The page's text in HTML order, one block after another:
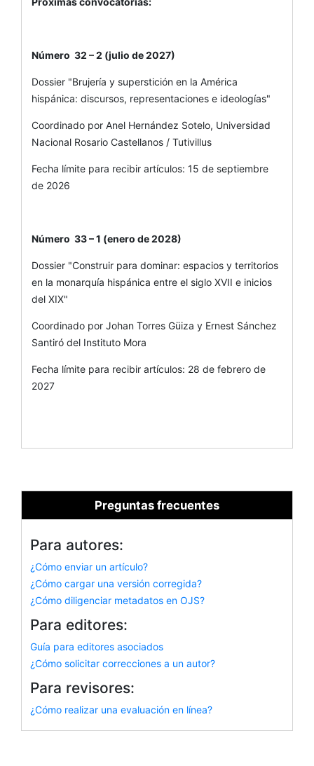
Número 32 – 2 (julio de 2027)
Dossier "Brujería y superstición en la América
hispánica: discursos, representaciones e ideologías"
Coordinado por Anel Hernández Sotelo, Universidad
Nacional Rosario Castellanos / Tutivillus
Fecha límite para recibir artículos: 15 de septiembre
de 2026
Número 33 – 1 (enero de 2028)
Dossier "Construir para dominar: espacios y territorios
en la monarquía hispánica entre el siglo XVII e inicios
del XIX"
Coordinado por Johan Torres Güiza y Ernest Sánchez
Santiró del Instituto Mora
Fecha límite para recibir artículos: 28 de febrero de
2027
Preguntas frecuentes
Para autores:
¿Cómo enviar un artículo?
¿Cómo cargar una versión corregida?
¿Cómo diligenciar metadatos en OJS?
Para editores:
Guía para editores asociados
¿Cómo solicitar correcciones a un autor?
Para revisores:
¿Cómo realizar una evaluación en línea?